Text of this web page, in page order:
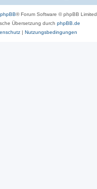
phpBB® Forum Software © phpBB Limited
Übersetzung durch phpBB.de
| Nutzungsbedingungen